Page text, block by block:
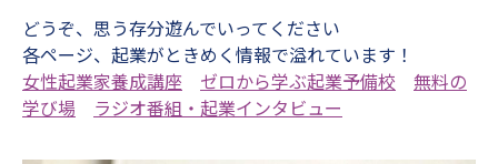
どうぞ、思う存分遊んでいってください
各ページ、起業がときめく情報で溢れています！
女性起業家養成講座
ゼロから学ぶ起業予備校
無料の
学び場
ラジオ番組・起業インタビュー